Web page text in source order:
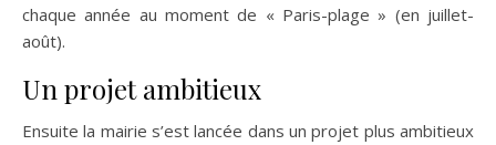
chaque année au moment de « Paris-plage » (en juillet-
août).
Un projet ambitieux
Ensuite la mairie s’est lancée dans un projet plus ambitieux